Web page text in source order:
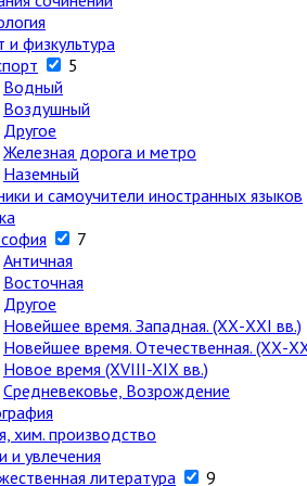
и физкультура
5
Водный
Воздушный
Другое
Железная дорога и метро
Наземный
и самоучители иностранных языков
7
Античная
Восточная
Другое
Новейшее время. Западная. (ХХ-ХХI вв.)
Новейшее время. Отечественная. (ХХ-
Новое время (XVIII-XIX вв.)
Средневековье, Возрождение
хим. производство
и увлечения
литература
9